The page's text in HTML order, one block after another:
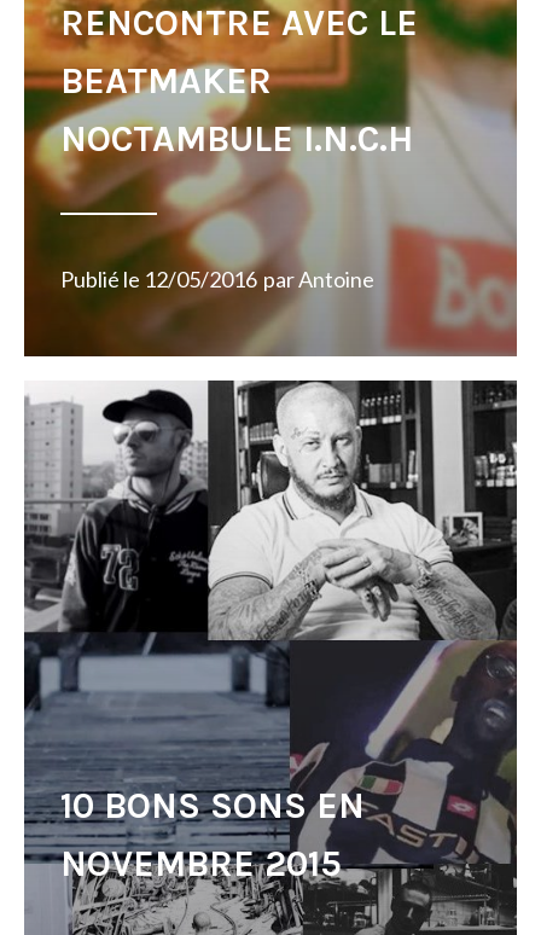
RENCONTRE AVEC LE
BEATMAKER
NOCTAMBULE I.N.C.H
Publié le 12/05/2016 parAntoine
10 BONS SONS EN
NOVEMBRE 2015